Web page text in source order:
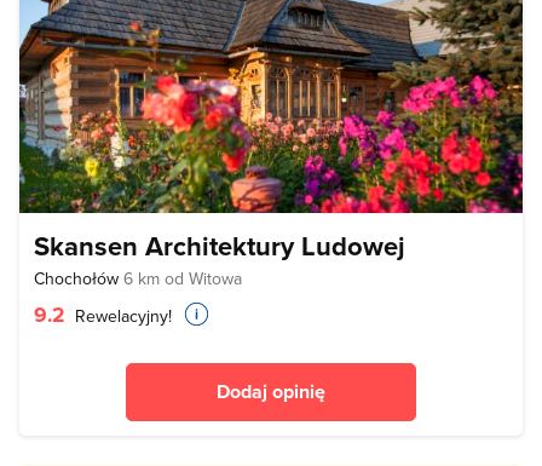
Skansen Architektury Ludowej
Chochołów 6 km od Witowa
9.2 Rewelacyjny!
Dodaj opinię